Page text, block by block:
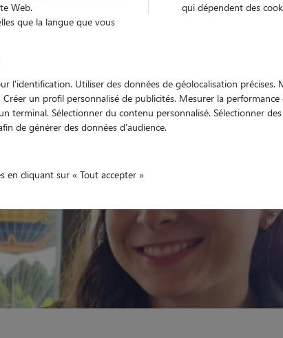
Web.
que la langue que vous
qui dépendent des
l'identification. Utiliser des données de géolocalisation précises.
Créer un profil personnalisé de publicités. Mesurer la
terminal. Sélectionner du contenu personnalisé. Sélectionner
de générer des données d'audience.
en cliquant sur « Tout accepter »